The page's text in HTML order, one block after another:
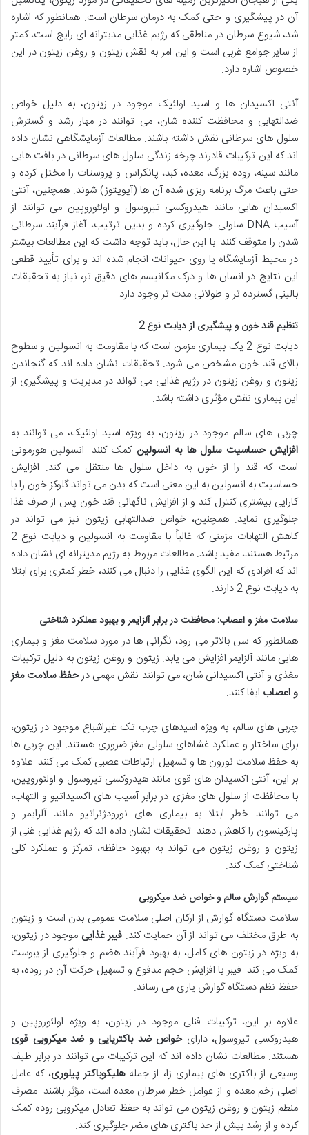
آن در پیشگیری و حتی کمک به درمان سرطان است. همانطور که اشاره
شد، شیوع سرطان در مناطقی که رژیم غذایی مدیترانه ای رایج است، کمتر
از سایر جوامع غربی است و این امر به نقش زیتون و روغن زیتون در این
خصوص اشاره دارد.
آنتی اکسیدان ها و اسید اولئیک موجود در زیتون، به دلیل خواص
ضدالتهابی و محافظت کننده شان، می توانند در مهار رشد و گسترش
سلول های سرطانی نقش داشته باشند. مطالعات آزمایشگاهی نشان داده
اند که این ترکیبات قادرند چرخه زندگی سلول های سرطانی در بافت هایی
مانند سینه، روده بزرگ، معده، کبد، پانکراس و پروستات را مختل کرده و
حتی باعث مرگ برنامه ریزی شده آن ها (آپوپتوز) شوند. همچنین، آنتی
اکسیدان هایی مانند هیدروکسی تیروسول و اولئوروپین می توانند از
آسیب DNA سلولی جلوگیری کرده و بدین ترتیب، آغاز فرآیند سرطانی
شدن را متوقف کنند. با این حال، باید توجه داشت که این مطالعات بیشتر
در محیط آزمایشگاه یا روی حیوانات انجام شده اند و برای تأیید قطعی
این نتایج در انسان ها و درک مکانیسم های دقیق تر، نیاز به تحقیقات
بالینی گسترده تر و طولانی مدت تر وجود دارد.
تنظیم قند خون و پیشگیری از دیابت نوع 2
دیابت نوع 2 یک بیماری مزمن است که با مقاومت به انسولین و سطوح
بالای قند خون مشخص می شود. تحقیقات نشان داده اند که گنجاندن
زیتون و روغن زیتون در رژیم غذایی می تواند در مدیریت و پیشگیری از
این بیماری نقش مؤثری داشته باشد.
چربی های سالم موجود در زیتون، به ویژه اسید اولئیک، می توانند به
افزایش حساسیت سلول ها به انسولین کمک کنند. انسولین هورمونی
است که قند را از خون به داخل سلول ها منتقل می کند. افزایش
حساسیت به انسولین به این معنی است که بدن می تواند گلوکز خون را با
کارایی بیشتری کنترل کند و از افزایش ناگهانی قند خون پس از صرف غذا
جلوگیری نماید. همچنین، خواص ضدالتهابی زیتون نیز می تواند در
کاهش التهابات مزمنی که غالباً با مقاومت به انسولین و دیابت نوع 2
مرتبط هستند، مفید باشد. مطالعات مربوط به رژیم مدیترانه ای نشان داده
اند که افرادی که این الگوی غذایی را دنبال می کنند، خطر کمتری برای ابتلا
به دیابت نوع 2 دارند.
سلامت مغز و اعصاب: محافظت در برابر آلزایمر و بهبود عملکرد شناختی
همانطور که سن بالاتر می رود، نگرانی ها در مورد سلامت مغز و بیماری
هایی مانند آلزایمر افزایش می یابد. زیتون و روغن زیتون به دلیل ترکیبات
مغذی و آنتی اکسیدانی شان، می توانند نقش مهمی درحفظ سلامت مغز
و اعصاب ایفا کنند.
چربی های سالم، به ویژه اسیدهای چرب تک غیراشباع موجود در زیتون،
برای ساختار و عملکرد غشاهای سلولی مغز ضروری هستند. این چربی ها
به حفظ سلامت نورون ها و تسهیل ارتباطات عصبی کمک می کنند. علاوه
بر این، آنتی اکسیدان های قوی مانند هیدروکسی تیروسول و اولئوروپین،
با محافظت از سلول های مغزی در برابر آسیب های اکسیداتیو و التهاب،
می توانند خطر ابتلا به بیماری های نورودژنراتیو مانند آلزایمر و
پارکینسون را کاهش دهند. تحقیقات نشان داده اند که رژیم غذایی غنی از
زیتون و روغن زیتون می تواند به بهبود حافظه، تمرکز و عملکرد کلی
شناختی کمک کند.
سیستم گوارش سالم و خواص ضد میکروبی
سلامت دستگاه گوارش از ارکان اصلی سلامت عمومی بدن است و زیتون
به طرق مختلف می تواند از آن حمایت کند. فیبر غذایی موجود در زیتون،
به ویژه در زیتون های کامل، به بهبود فرآیند هضم و جلوگیری از یبوست
کمک می کند. فیبر با افزایش حجم مدفوع و تسهیل حرکت آن در روده، به
حفظ نظم دستگاه گوارش یاری می رساند.
علاوه بر این، ترکیبات فنلی موجود در زیتون، به ویژه اولئوروپین و
هیدروکسی تیروسول، دارایخواص ضد باکتریایی و ضد میکروبی قوی
هستند. مطالعات نشان داده اند که این ترکیبات می توانند در برابر طیف
وسیعی از باکتری های بیماری زا، از جملههلیکوباکتر پیلوری، که عامل
اصلی زخم معده و از عوامل خطر سرطان معده است، مؤثر باشند. مصرف
منظم زیتون و روغن زیتون می تواند به حفظ تعادل میکروبی روده کمک
کرده و از رشد بیش از حد باکتری های مضر جلوگیری کند.